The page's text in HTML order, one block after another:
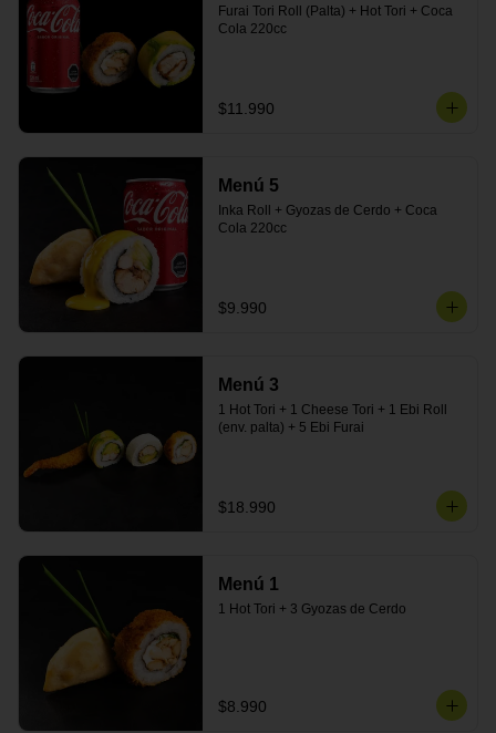
Furai Tori Roll (Palta) + Hot Tori + Coca
Cola 220cc
$11.990
Menú 5
Inka Roll + Gyozas de Cerdo + Coca
Cola 220cc
$9.990
Menú 3
1 Hot Tori + 1 Cheese Tori + 1 Ebi Roll
(env. palta) + 5 Ebi Furai
$18.990
Menú 1
1 Hot Tori + 3 Gyozas de Cerdo
$8.990